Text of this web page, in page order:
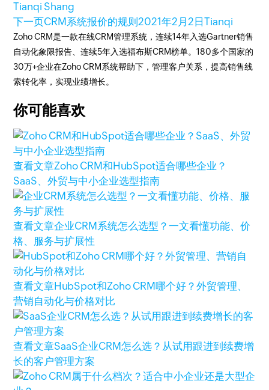
Tianqi Shang
下一页CRM系统报价的规则2021年2月2日Tianqi
Zoho CRM是一款在线CRM管理系统，连续14年入选Gartner销售
自动化象限报告、连续5年入选福布斯CRM榜单。180多个国家的
30万+企业在Zoho CRM系统帮助下，管理客户关系，提高销售线
索转化率，实现业绩增长。
你可能喜欢
查看文章Zoho CRM和HubSpot适合哪些企业？
SaaS、外贸与中小企业选型指南
查看文章企业CRM系统怎么选型？一文看懂功能、价
格、服务与扩展性
查看文章HubSpot和Zoho CRM哪个好？外贸管理、
营销自动化与价格对比
查看文章SaaS企业CRM怎么选？从试用跟进到续费增
长的客户管理方案